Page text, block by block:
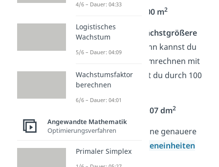
3 a • 100 = 300 m2
Willst du 7 cm2
nächstgrößere
umrechnen, dann kannst du
auch hier die Flächen umrechnen mit
der Tabelle. Dazu musst du durch 100
teilen.
: 100 = 0,07 dm2
Tipp:Wir haben auch eine genauere
Erklärung, wie du
Flächeneinheiten
4/6 – Dauer: 04:33
Logistisches
Wachstum
5/6 – Dauer: 04:09
Wachstumsfaktor
berechnen
6/6 – Dauer: 04:01
Angewandte Mathematik
Optimierungsverfahren
Primaler Simplex